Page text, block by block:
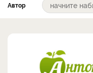
Автор